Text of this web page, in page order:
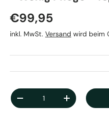
Normaler Preis
€99,95
inkl. MwSt. Versand wird beim
Anzahl
Menge verringernMenge